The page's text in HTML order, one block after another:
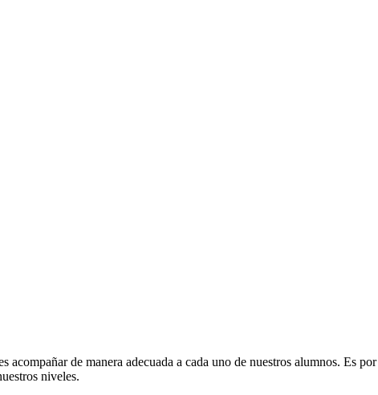
acompañar de manera adecuada a cada uno de nuestros alumnos. Es
niveles.